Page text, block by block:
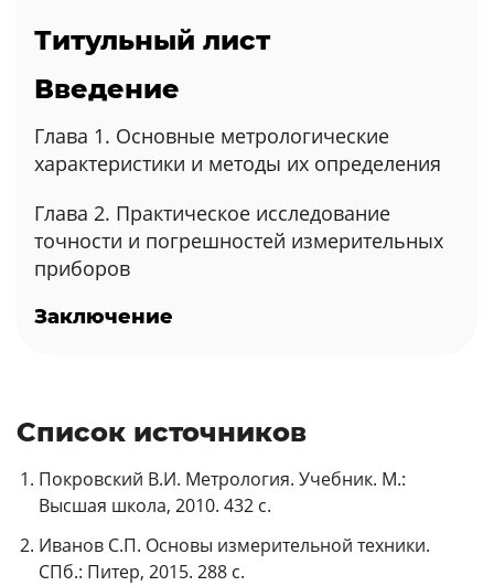
Титульный лист
Введение
Глава 1. Основные метрологические
характеристики и методы их определения
Глава 2. Практическое исследование
точности и погрешностей измерительных
приборов
Заключение
Список источников
Покровский В.И. Метрология. Учебник. М.:
Высшая школа, 2010. 432 с.
Иванов С.П. Основы измерительной техники.
СПб.: Питер, 2015. 288 с.